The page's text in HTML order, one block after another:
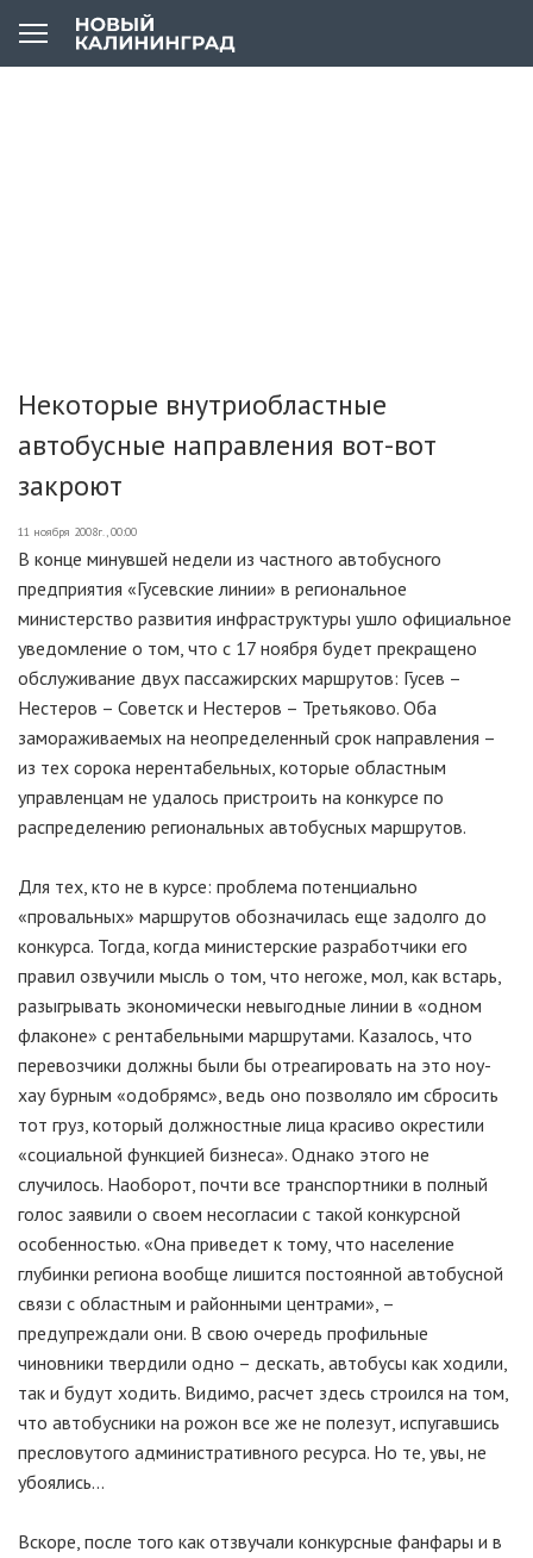
Некоторые внутриобластные
автобусные направления вот-вот
закроют
11 ноября 2008г., 00:00
В конце минувшей недели из частного автобусного
предприятия «Гусевские линии» в региональное
министерство развития инфраструктуры ушло официальное
уведомление о том, что с 17 ноября будет прекращено
обслуживание двух пассажирских маршрутов: Гусев –
Нестеров – Советск и Нестеров – Третьяково. Оба
замораживаемых на неопределенный срок направления –
из тех сорока нерентабельных, которые областным
управленцам не удалось пристроить на конкурсе по
распределению региональных автобусных маршрутов.
Для тех, кто не в курсе: проблема потенциально
«провальных» маршрутов обозначилась еще задолго до
конкурса. Тогда, когда министерские разработчики его
правил озвучили мысль о том, что негоже, мол, как встарь,
разыгрывать экономически невыгодные линии в «одном
флаконе» с рентабельными маршрутами. Казалось, что
перевозчики должны были бы отреагировать на это ноу-
хау бурным «одобрямс», ведь оно позволяло им сбросить
тот груз, который должностные лица красиво окрестили
«социальной функцией бизнеса». Однако этого не
случилось. Наоборот, почти все транспортники в полный
голос заявили о своем несогласии с такой конкурсной
особенностью. «Она приведет к тому, что население
глубинки региона вообще лишится постоянной автобусной
связи с областным и районными центрами», –
предупреждали они. В свою очередь профильные
чиновники твердили одно – дескать, автобусы как ходили,
так и будут ходить. Видимо, расчет здесь строился на том,
что автобусники на рожон все же не полезут, испугавшись
пресловутого административного ресурса. Но те, увы, не
убоялись...
Вскоре, после того как отзвучали конкурсные фанфары и в